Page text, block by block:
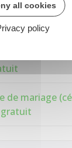
et formulaires
de mariage
gratuit
all cookies
policy